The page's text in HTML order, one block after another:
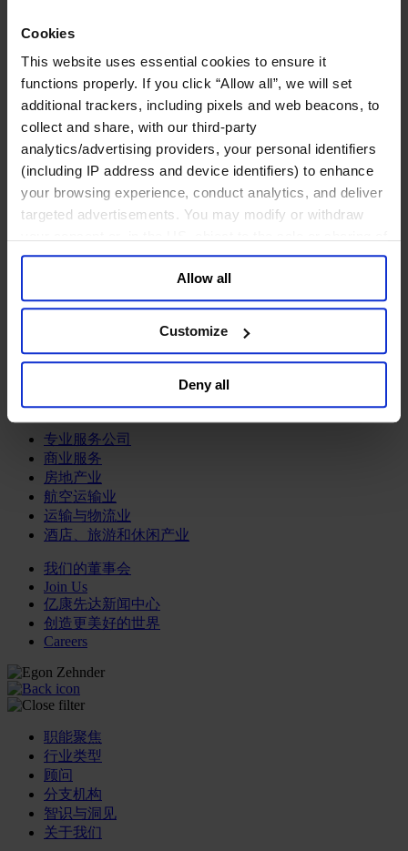
Cookies
This website uses essential cookies to ensure it
functions properly. If you click “Allow all”, we will set
additional trackers, including pixels and web beacons, to
collect and share, with our third-party
analytics/advertising providers, your personal identifiers
(including IP address and device identifiers) to enhance
your browsing experience, conduct analytics, and deliver
targeted advertisements. You may modify or withdraw
your data for targeted advertising, by clicking “Do Not
Sell or Share My Personal Information” in the footer of
the website. You must opt-out of each device and each
browser. For additional information and retention terms
general collection and use of personal information see
Allow all
Customize
Deny all
化工与过程工业咨询团队
机械与工业技术
汽车与交通设备
能源业
金属与矿业
金融服务业
主权财富基金
保险业
基础设施
投资银行、企业银行与金融市场
数字化资产、加密货币与Web 3行业
资产管理行业
零售金融服务
服务业
专业服务公司
商业服务
房地产业
航空运输业
运输与物流业
酒店、旅游和休闲产业
我们的董事会
Join Us
亿康先达新闻中心
创造更美好的世界
Careers
职能聚焦
行业类型
顾问
分支机构
智识与洞见
关于我们